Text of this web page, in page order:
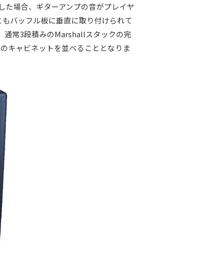
場合、ギターアンプの音がプレイヤ
バッフル板に垂直に取り付けられて
通常3段積みのMarshallスタックの完
キャビネットを並べることとなりま